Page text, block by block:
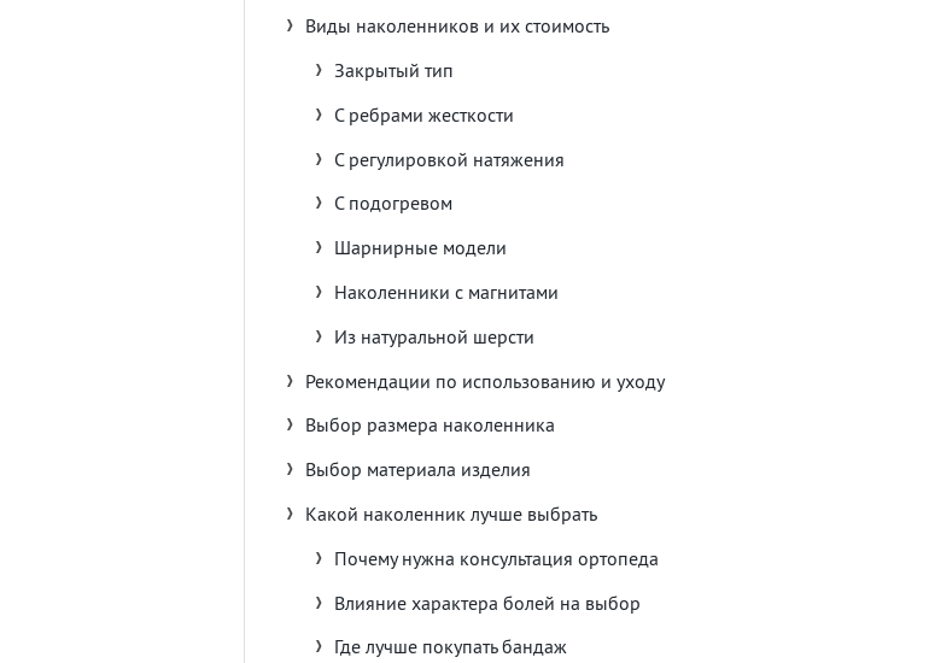
Виды наколенников и их стоимость
Закрытый тип
С ребрами жесткости
С регулировкой натяжения
С подогревом
Шарнирные модели
Наколенники с магнитами
Из натуральной шерсти
Рекомендации по использованию и уходу
Выбор размера наколенника
Выбор материала изделия
Какой наколенник лучше выбрать
Почему нужна консультация ортопеда
Влияние характера болей на выбор
Где лучше покупать бандаж